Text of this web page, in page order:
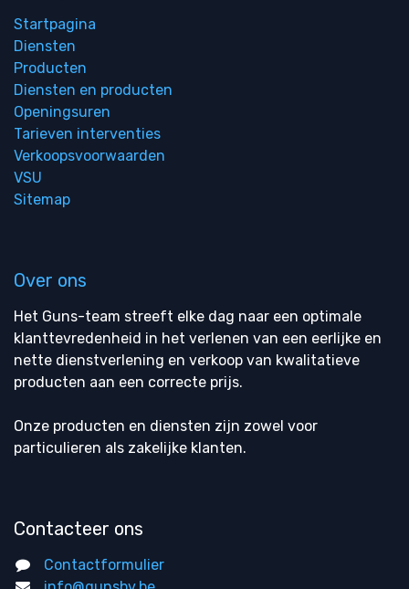
Startpagina
Diensten
Producten
Diensten en producten
Openingsuren
Tarieven interventies
Verkoopsvoorwaarden
VSU
Sitemap
Over ons
Het Guns-team streeft elke dag naar een optimale
klanttevredenheid in het verlenen van een eerlijke en
nette dienstverlening en verkoop van kwalitatieve
producten aan een correcte prijs.
Onze producten en diensten zijn zowel voor
particulieren als zakelijke klanten.
Contacteer ons
Contactformulier